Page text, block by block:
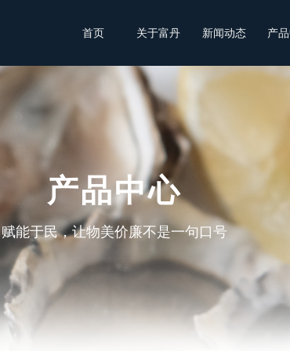
首页 关于富丹 新闻动态 产
产品中心
赋能于民，让物美价廉不是一句口号